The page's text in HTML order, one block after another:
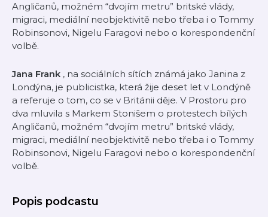
Angličanů, možném “dvojím metru” britské vlády,
migraci, mediální neobjektivitě nebo třeba i o Tommy
Robinsonovi, Nigelu Faragovi nebo o korespondenční
volbě.
Jana Frank , na sociálních sítích známá jako Janina z
Londýna, je publicistka, která žije deset let v Londýně
a referuje o tom, co se v Británii děje. V Prostoru pro
dva mluvila s Markem Stonišem o protestech bílých
Angličanů, možném “dvojím metru” britské vlády,
migraci, mediální neobjektivitě nebo třeba i o Tommy
Robinsonovi, Nigelu Faragovi nebo o korespondenční
volbě.
Popis podcastu